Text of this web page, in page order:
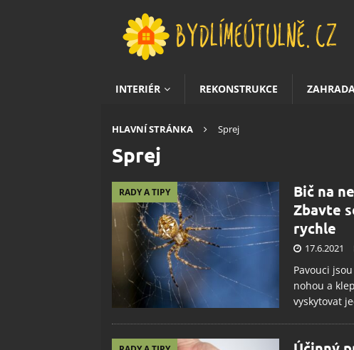
INTERIÉR REKONSTRUKCE
HLAVNÍ STRÁNKA Sprej
Sprej
RADY A TIPY
Bič na
Zbavte
rychle
17.6.2021
Pavouci
nohou a
vyskytovat